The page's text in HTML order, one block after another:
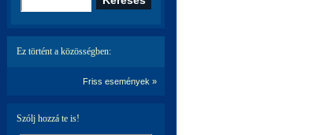
Ez történt a közösségben:
Friss események »
Szólj hozzá te is!